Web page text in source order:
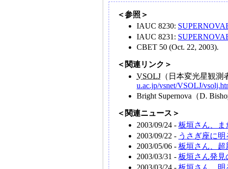
＜参照＞
IAUC 8230:
IAUC 8231:
CBET 50 (Oct. 22, 2003).
＜関連リンク＞
VSOLJ （日本変光星観測
u.ac.jp/vsnet/VSOLJ/
Bright Supernova（D.
＜関連ニュース＞
2003/09/24 - 板垣さん、ま
2003/09/22 - うさぎ座に
2003/05/06 - 板垣さん、超
2003/03/31 - 板垣さん発見
2003/03/24 - 板垣さん、明